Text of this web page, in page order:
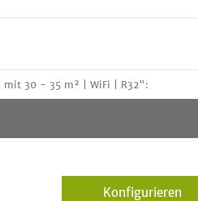
mit 30 - 35 m² | WiFi | R32":
Konfigurieren